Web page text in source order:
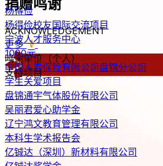
捐赠鸣谢
ACKNOWLEDGEMENT
更多
鸣谢单位（个人）
支持项目
中国人寿保险有限公司盘锦分公司
学生关爱项目
​盘锦通宇气体股份有限公司
吴丽君爱心助学金
辽宁鸿文教育管理有限公司
本科生学术报告会
亿铖达（深圳）新材料有限公司
亿铖达奖学金
葛淑云
1000元
艾丽光
1000元